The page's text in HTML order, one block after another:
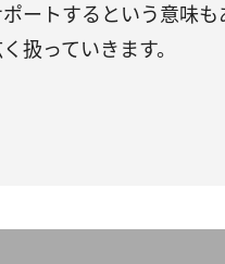
ートするという意味
扱っていきます。